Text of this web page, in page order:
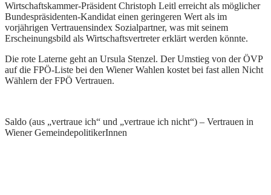
Wirtschaftskammer-Präsident Christoph Leitl erreicht als möglicher
Bundespräsidenten-Kandidat einen geringeren Wert als im
vorjährigen Vertrauensindex Sozialpartner, was mit seinem
Erscheinungsbild als Wirtschaftsvertreter erklärt werden könnte.
Die rote Laterne geht an Ursula Stenzel. Der Umstieg von der ÖVP
auf die FPÖ-Liste bei den Wiener Wahlen kostet bei fast allen Nicht
Wählern der FPÖ Vertrauen.
Saldo (aus „vertraue ich“ und „vertraue ich nicht“) – Vertrauen in
Wiener GemeindepolitikerInnen